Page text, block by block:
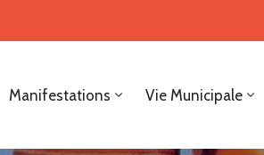
Manifestations Vie Municipale